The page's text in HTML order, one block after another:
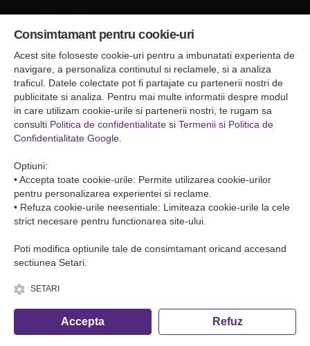
Fa o rezervare telefonica
Sediul central
Falticeni ( Autogara Romfour )
str. Plutonier Ghiniţă nr.8, Fălticeni, judeţul Suceava
0040374557200
Condiții de Transport
Condițiile de transport colete
Condițiile de transport persone
© Copyright 2026 Romfour-Tur S.R.L. J22/2961/2018
Consimtamant pentru cookie-uri
Acest site foloseste cookie-uri pentru a imbunatati experienta de
navigare, a personaliza continutul si reclamele, si a analiza
traficul. Datele colectate pot fi partajate cu partenerii nostri de
publicitate si analiza. Pentru mai multe informatii despre modul
in care utilizam cookie-urile si partenerii nostri, te rugam sa
consulti Politica de confidentialitate si Termenii si Politica de
Confidentialitate Google
Optiuni:
• Accepta toate cookie-urile: Permite utilizarea cookie-urilor
pentru personalizarea experientei si reclame.
• Refuza cookie-urile neesentiale: Limiteaza cookie-urile la cele
strict necesare pentru functionarea site-ului.
Poti modifica optiunile tale de consimtamant oricand accesand
sectiunea Setari.
SETARI
Accepta Refuz